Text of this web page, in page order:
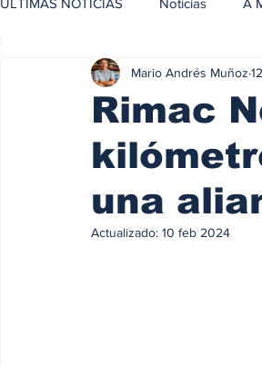
Rimac
una
Mario Andrés Muñoz
Actualizado: 10 feb 2024